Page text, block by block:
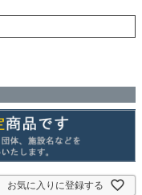
お気に入りに登録する